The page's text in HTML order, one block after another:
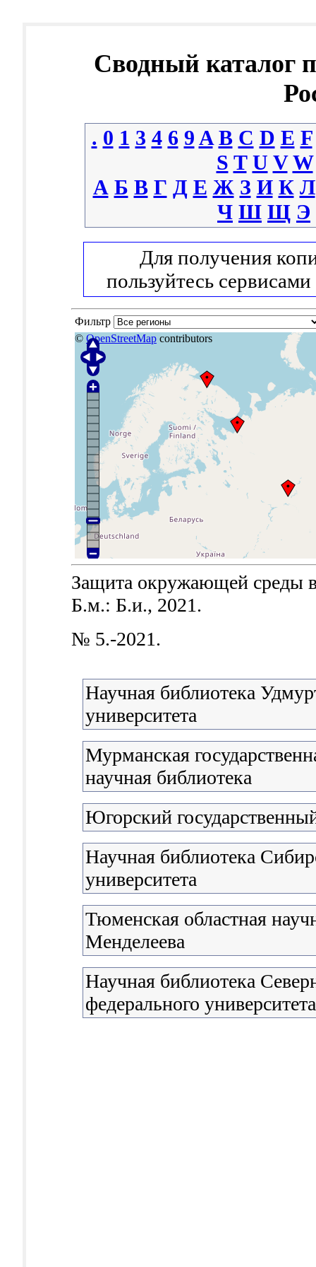
Сводный каталог
. 0 1 3 4 6 9 A B C D E F
S T U V W
А Б В Г Д Е Ж З И К Л
Ч Ш Щ Э
Для получения
пользуйтесь сервисами
Фильтр
© OpenStreetMap contributors
Защита окружающей среды
Б.м.: Б.и., 2021.
№ 5.-2021.
Научная библиотека
университета
Мурманская
научная библиотека
Югорский
Научная библиотека
университета
Тюменская областная
Менделеева
Научная библиотека
федерального